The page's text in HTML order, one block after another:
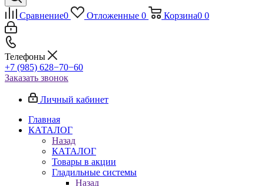
Сравнение0 Отложенные 0 Корзина0 0
Телефоны
+7 (985) 628−70−60
Заказать звонок
Личный кабинет
Главная
КАТАЛОГ
Назад
КАТАЛОГ
Товары в акции
Гладильные системы
Назад